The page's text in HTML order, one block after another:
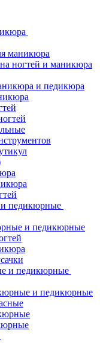
маникюра
ногтей и маникюра
и педикюра
педикюрные
и педикюрные
и педикюрные
и педикюрные